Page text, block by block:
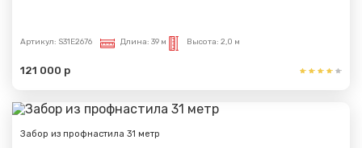
Артикул: S31E2676 Длина: 39 м Высота: 2,0 м
121 000 р
Забор из профнастила 31 метр